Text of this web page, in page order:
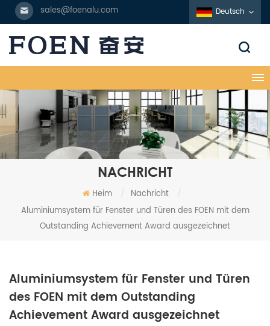
sales@foenalu.com Deutsch
NACHRICHT
Heim / Nachricht
/
Aluminiumsystem für Fenster und Türen des FOEN mit dem
Outstanding Achievement Award ausgezeichnet
Aluminiumsystem für Fenster und Türen
des FOEN mit dem Outstanding
Achievement Award ausgezeichnet